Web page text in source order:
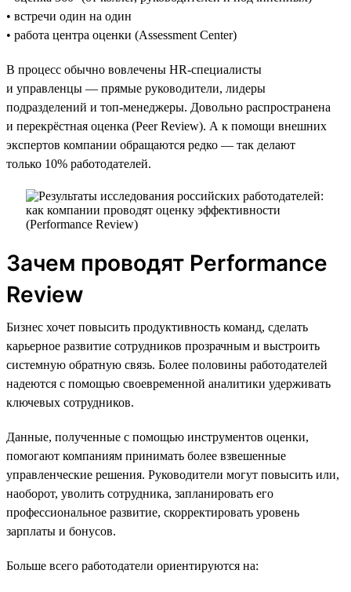
• встречи один на один
• работа центра оценки (Assessment Center)
В процесс обычно вовлечены HR-специалисты
и управленцы — прямые руководители, лидеры
подразделений и топ-менеджеры. Довольно распространена
и перекрёстная оценка (Peer Review). А к помощи внешних
экспертов компании обращаются редко — так делают
только 10% работодателей.
Зачем проводят Performance
Review
Бизнес хочет повысить продуктивность команд, сделать
карьерное развитие сотрудников прозрачным и выстроить
системную обратную связь. Более половины работодателей
надеются с помощью своевременной аналитики удерживать
ключевых сотрудников.
Данные, полученные с помощью инструментов оценки,
помогают компаниям принимать более взвешенные
управленческие решения. Руководители могут повысить или,
наоборот, уволить сотрудника, запланировать его
профессиональное развитие, скорректировать уровень
зарплаты и бонусов.
Больше всего работодатели ориентируются на: